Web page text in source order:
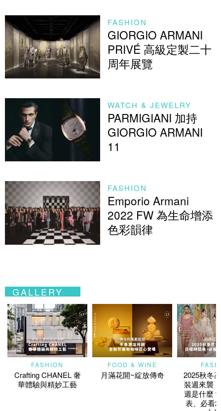
FASHION
GIORGIO ARMANI
PRIVÉ 高級定製二十
周年展覽
WATCH & JEWELRY
PARMIGIANI 加持
GIORGIO ARMANI
11
FASHION
Emporio Armani
2022 FW 為生命增添
色彩韻律
GALLERY
FASHION
Crafting CHANEL 奢
華體驗與精妙工藝
FOOD & WINE
月滿花開~綻放傳奇
2025秋冬
裝週來襲
週是什麼
表、必看